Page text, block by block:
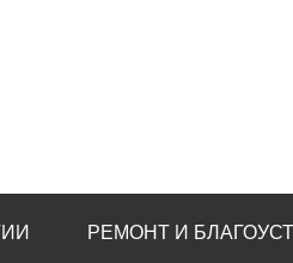
РЕМОНТ И